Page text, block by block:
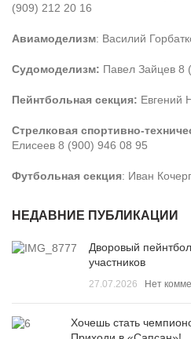
(909) 212 20 16
Авиамоделизм: Василий
Судомоделизм: Павел Зайцев 8
Пейнтбольная секция: Евгений
Стрелковая спортивно-
Елисеев 8 (900) 946 08 95
Футбольная секция: Иван
НЕДАВНИЕ ПУБЛИКАЦИИ
Дворовый
участников
27.07.2026 Нет
Хочешь стать